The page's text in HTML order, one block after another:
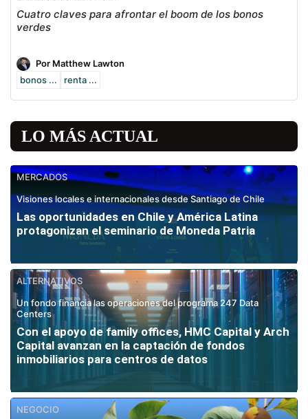
Cuatro claves para afrontar el boom de los bonos
verdes
Por Matthew Lawton
bonos ...
renta ...
LO MÁS ACTUAL
MERCADOS
Visiones locales e internacionales desde Santiago de Chile
Las oportunidades en Chile y América Latina
protagonizan el seminario de Moneda Patria
ALTERNATIVOS
Un fondo financia las operaciones del programa 247 Data
Centers
Con el apoyo de family offices, HMC Capital y Arch
Capital avanzan en la captación de fondos
inmobiliarios para centros de datos
NEGOCIO